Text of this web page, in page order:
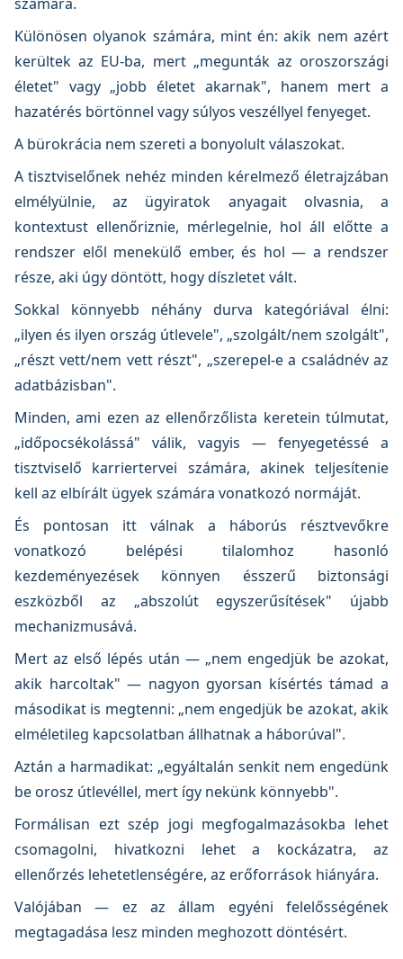
Különösen olyanok számára, mint én: akik nem azért
kerültek az EU-ba, mert „megunták az oroszországi
életet" vagy „jobb életet akarnak", hanem mert a
hazatérés börtönnel vagy súlyos veszéllyel fenyeget.
A bürokrácia nem szereti a bonyolult válaszokat.
A tisztviselőnek nehéz minden kérelmező életrajzában
elmélyülnie, az ügyiratok anyagait olvasnia, a
kontextust ellenőriznie, mérlegelnie, hol áll előtte a
rendszer elől menekülő ember, és hol — a rendszer
része, aki úgy döntött, hogy díszletet vált.
Sokkal könnyebb néhány durva kategóriával élni:
„ilyen és ilyen ország útlevele", „szolgált/nem szolgált",
„részt vett/nem vett részt", „szerepel-e a családnév az
adatbázisban".
Minden, ami ezen az ellenőrzőlista keretein túlmutat,
„időpocsékolássá" válik, vagyis — fenyegetéssé a
tisztviselő karriertervei számára, akinek teljesítenie
kell az elbírált ügyek számára vonatkozó normáját.
És pontosan itt válnak a háborús résztvevőkre
vonatkozó belépési tilalomhoz hasonló
kezdeményezések könnyen ésszerű biztonsági
eszközből az „abszolút egyszerűsítések" újabb
mechanizmusává.
Mert az első lépés után — „nem engedjük be azokat,
akik harcoltak" — nagyon gyorsan kísértés támad a
másodikat is megtenni: „nem engedjük be azokat, akik
elméletileg kapcsolatban állhatnak a háborúval".
Aztán a harmadikat: „egyáltalán senkit nem engedünk
be orosz útlevéllel, mert így nekünk könnyebb".
Formálisan ezt szép jogi megfogalmazásokba lehet
csomagolni, hivatkozni lehet a kockázatra, az
ellenőrzés lehetetlenségére, az erőforrások hiányára.
Valójában — ez az állam egyéni felelősségének
megtagadása lesz minden meghozott döntésért.